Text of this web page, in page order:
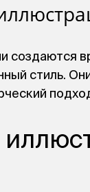
создаются
стиль.